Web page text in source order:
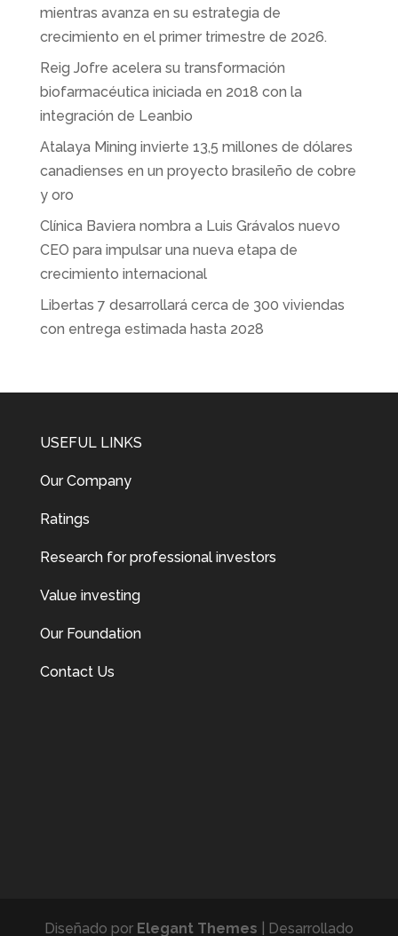
mientras avanza en su estrategia de
crecimiento en el primer trimestre de 2026.
Reig Jofre acelera su transformación
biofarmacéutica iniciada en 2018 con la
integración de Leanbio
Atalaya Mining invierte 13,5 millones de dólares
canadienses en un proyecto brasileño de cobre
y oro
Clínica Baviera nombra a Luis Grávalos nuevo
CEO para impulsar una nueva etapa de
crecimiento internacional
Libertas 7 desarrollará cerca de 300 viviendas
con entrega estimada hasta 2028
USEFUL LINKS
Our Company
Ratings
Research for professional investors
Value investing
Our Foundation
Contact Us
Diseñado por Elegant Themes | Desarrollado